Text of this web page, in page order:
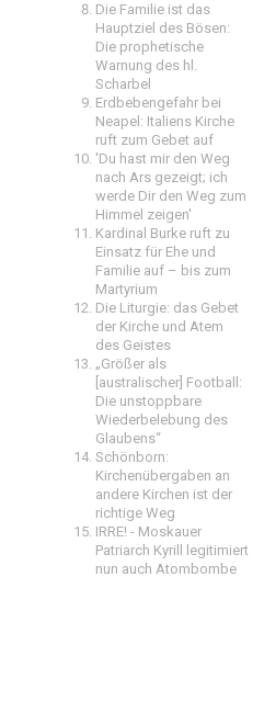
Die Familie ist das
Hauptziel des Bösen:
Die prophetische
Warnung des hl.
Scharbel
Erdbebengefahr bei
Neapel: Italiens Kirche
ruft zum Gebet auf
'Du hast mir den Weg
nach Ars gezeigt; ich
werde Dir den Weg zum
Himmel zeigen'
Kardinal Burke ruft zu
Einsatz für Ehe und
Familie auf – bis zum
Martyrium
Die Liturgie: das Gebet
der Kirche und Atem
des Geistes
„Größer als
[australischer] Football:
Die unstoppbare
Wiederbelebung des
Glaubens“
Schönborn:
Kirchenübergaben an
andere Kirchen ist der
richtige Weg
IRRE! - Moskauer
Patriarch Kyrill legitimiert
nun auch Atombombe